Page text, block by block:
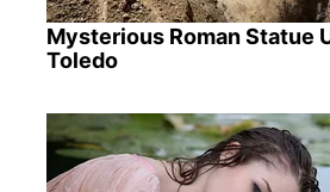
Mysterious Roman Statue
Toledo